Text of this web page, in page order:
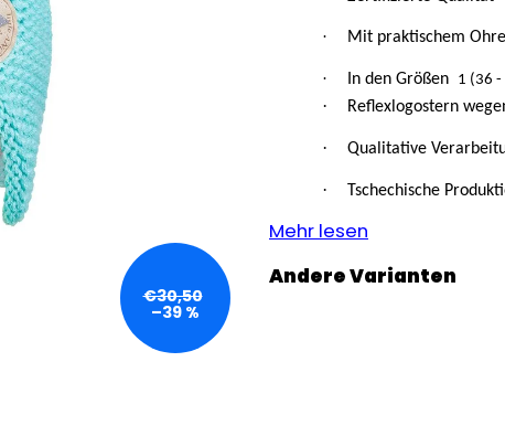
· Mit praktischem
· In den Größen 1 (36 -
· Reflexlogostern
· Qualitative
· Tschechische
Mehr lesen
€30,50
–39 %
€32,50
€24,90